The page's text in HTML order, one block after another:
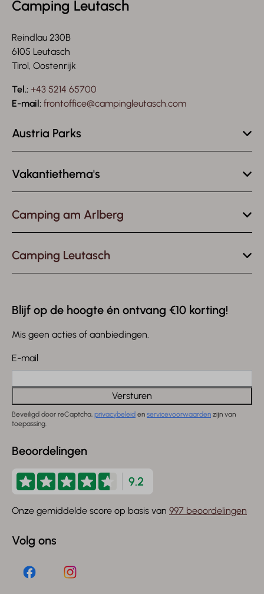
Camping Leutasch
Reindlau 230B
6105 Leutasch
Tirol, Oostenrijk
Tel.: +43 5214 65700
E-mail: frontoffice@campingleutasch.com
Austria Parks
Vakantiethema's
Camping am Arlberg
Camping Leutasch
Blijf op de hoogte én ontvang €10 korting!
Mis geen acties of aanbiedingen.
E-mail
Versturen
Beveiligd door reCaptcha, privacybeleid en servicevoorwaarden zijn van
toepassing.
Beoordelingen
9.2
Onze gemiddelde score op basis van 997 beoordelingen
Volg ons